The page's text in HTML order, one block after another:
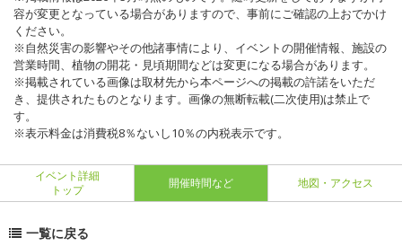
容が変更となっている場合がありますので、事前にご確認の上おでかけ
ください。
※自然災害の影響やその他諸事情により、イベントの開催情報、施設の
営業時間、植物の開花・見頃期間などは変更になる場合があります。
※掲載されている画像は取材先から本ページへの掲載の許諾をいただ
き、提供されたものとなります。画像の無断転載(二次使用)は禁止で
す。
※表示料金は消費税8％ないし10％の内税表示です。
イベント詳細
トップ
開催時間など 地図・アクセス
一覧に戻る